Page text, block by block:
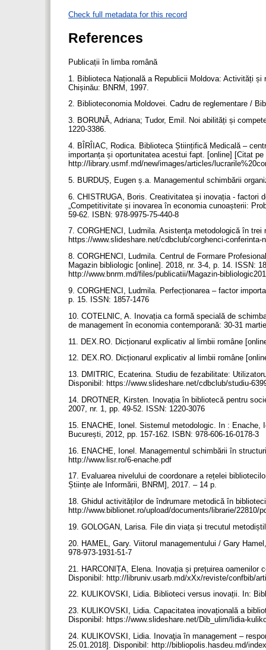
Check full metadata for this record
References
Publicații în limba română
1. Biblioteca Națională a Republicii Moldova: Activități
Chișinău: BNRM, 1997.
2. Biblioteconomia Moldovei. Cadru de reglementare /
3. BORUNĂ, Adriana; Tudor, Emil. Noi abilități și
1220-3386.
4. BÎRÎIAC, Rodica. Biblioteca Științifică Medicală –
importanța și oportunitatea acestui fapt. [online] [Citat
http://library.usmf.md/new/images/articles/
5. BURDUȘ, Eugen ș.a. Managementul schimbării
6. CHISTRUGA, Boris. Creativitatea și inovația - factori
„Competitivitate și inovarea în economia cunoașterii:
59-62. ISBN: 978-9975-75-440-8
7. CORGHENCI, Ludmila. Asistenţa metodologică în
https://www.slideshare.net/cdbclub/corghenci-
8. CORGHENCI, Ludmila. Centrul de Formare
Magazin bibliologic [online]. 2018, nr. 3-4, p. 14. ISSN:
http://www.bnrm.md/files/publicatii/Magazin-
9. CORGHENCI, Ludmila. Perfecționarea – factor
p. 15. ISSN: 1857-1476
10. COTELNIC, A. Inovația ca formă specială de
de management în economia contemporană: 30-31
11. DEX.RO. Dicționarul explicativ al limbii române
12. DEX.RO. Dicționarul explicativ al limbii române
13. DMITRIC, Ecaterina. Studiu de fezabilitate:
Disponibil: https://www.slideshare.net/cdbclub/studiu-
14. DROTNER, Kirsten. Inovația în bibliotecă pentru
2007, nr. 1, pp. 49-52. ISSN: 1220-3076
15. ENACHE, Ionel. Sistemul metodologic. In : Enache,
București, 2012, pp. 157-162. ISBN: 978-606-16-0178-3
16. ENACHE, Ionel. Managementul schimbării în
http://www.lisr.ro/6-enache.pdf
17. Evaluarea nivelului de coordonare a rețelei
Științe ale Informării, BNRM], 2017. – 14 p.
18. Ghidul activităților de îndrumare metodică în
http://www.biblionet.ro/upload/documents/librarie/
19. GOLOGAN, Larisa. File din viața și trecutul
20. HAMEL, Gary. Viitorul managementului / Gary
978-973-1931-51-7
21. HARCONIȚA, Elena. Inovația și prețuirea
Disponibil: http://libruniv.usarb.md/xXx/reviste/confbib/
22. KULIKOVSKI, Lidia. Biblioteci versus inovații. In:
23. KULIKOVSKI, Lidia. Capacitatea inovațională a
Disponibil: https://www.slideshare.net/Dib_ulim/lidia-
24. KULIKOVSKI, Lidia. Inovaţia în management –
25.01.2018]. Disponibil: http://bibliopolis.hasdeu.md/